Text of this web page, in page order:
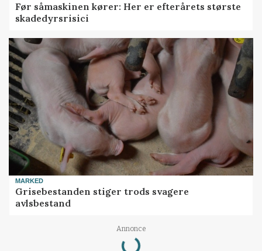
Før såmaskinen kører: Her er efterårets største
skadedyrsrisici
MARKED
Grisebestanden stiger trods svagere
avlsbestand
Annonce